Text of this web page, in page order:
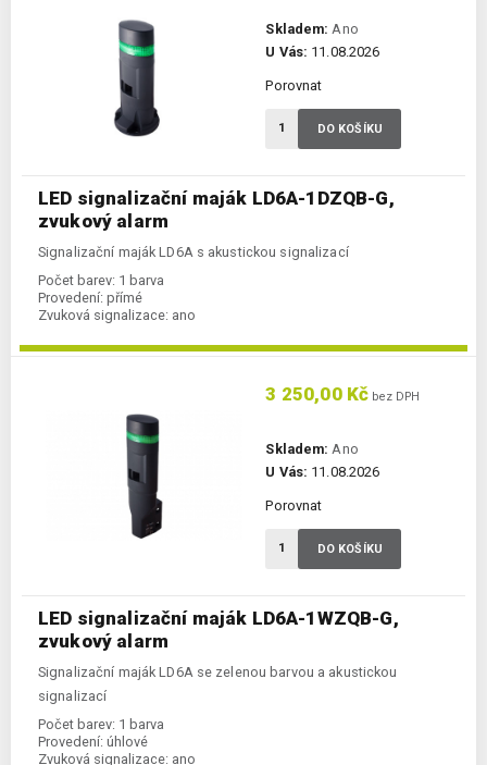
LED signalizační maják LD6A-1DZQB-G,
zvukový alarm
Signalizační maják LD6A s akustickou signalizací
Počet barev: 1 barva
Provedení: přímé
Zvuková signalizace: ano
Skladem: Ano
U Vás: 11.08.2026
Porovnat
DO KOŠÍKU
LED signalizační maják LD6A-1WZQB-G,
zvukový alarm
Signalizační maják LD6A se zelenou barvou a akustickou
signalizací
Počet barev: 1 barva
Provedení: úhlové
Zvuková signalizace: ano
3 250,00 Kč bez DPH
Skladem: Ano
U Vás: 11.08.2026
Porovnat
DO KOŠÍKU